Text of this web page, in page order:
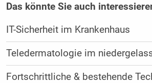
Das könnte Sie auch
IT-Sicherheit im Krankenhaus
Teledermatologie im
Fortschrittliche & bestehende